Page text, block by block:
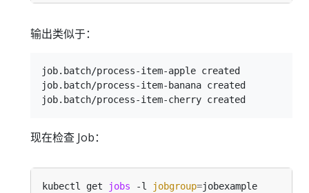
输出类似于：
job.batch/process-item-apple created
job.batch/process-item-banana created
现在检查 Job：
kubectl get jobs -l jobgroup=